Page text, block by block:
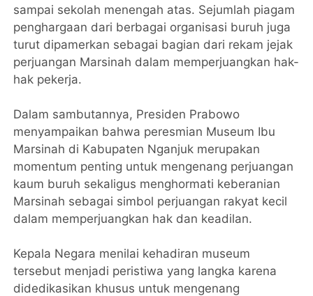
sampai sekolah menengah atas. Sejumlah piagam
penghargaan dari berbagai organisasi buruh juga
turut dipamerkan sebagai bagian dari rekam jejak
perjuangan Marsinah dalam memperjuangkan hak-
hak pekerja.
Dalam sambutannya, Presiden Prabowo
menyampaikan bahwa peresmian Museum Ibu
Marsinah di Kabupaten Nganjuk merupakan
momentum penting untuk mengenang perjuangan
kaum buruh sekaligus menghormati keberanian
Marsinah sebagai simbol perjuangan rakyat kecil
dalam memperjuangkan hak dan keadilan.
Kepala Negara menilai kehadiran museum
tersebut menjadi peristiwa yang langka karena
didedikasikan khusus untuk mengenang